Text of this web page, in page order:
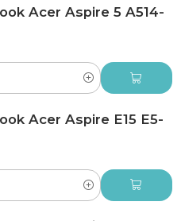
Acer Aspire 5 A514-
Acer Aspire E15 E5-